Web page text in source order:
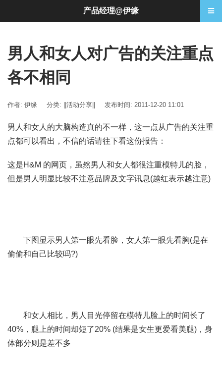
男人和女人对广告的关注重点
各不相同
作者: 伊缘 分类: ||活动分享|| 发布时间: 2011-12-20 11:01
男人和女人的大脑构造真的不一样，这一点从广告的关注重
点都可以看出，不信的话请往下看这份报告：
这是H&M 的网页，虽然男人和女人都很注重模特儿的脸，
但是男人明显比较不注意品牌及文字讯息(越红表示越注意)
下图显示男人第一眼先看脸，女人第一眼先看胸(是在
偷偷和自己比较吗?)
和女人相比，男人目光停留在模特儿脸上的时间长了
40%，腿上的时间却短了20% (结果是女生更爱看美腿)，身
体部分则是差不多
产品经理@伊缘